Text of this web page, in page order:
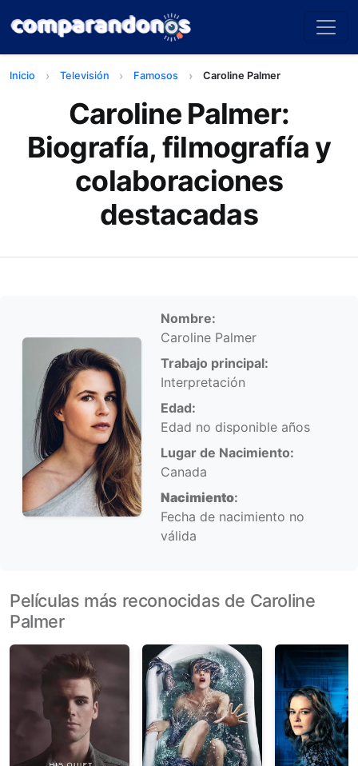
Inicio Televisión Famosos Caroline Palmer
Caroline Palmer:
Biografía, filmografía y
colaboraciones
destacadas
Información personal
Nombre:
Caroline Palmer
Trabajo principal:
Interpretación
Edad:
Edad no disponible años
Lugar de Nacimiento:
Canada
Nacimiento:
Fecha de nacimiento no
válida
Películas más reconocidas de Caroline
Palmer